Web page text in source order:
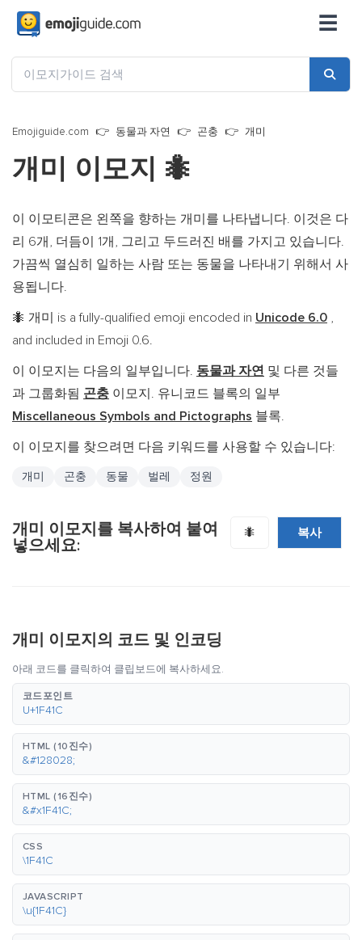
☰
Emojiguide.com 동물과 자연 곤충 개미
개미 이모지 🐜
이 이모티콘은 왼쪽을 향하는 개미를 나타냅니다. 이것은 다
리 6개, 더듬이 1개, 그리고 두드러진 배를 가지고 있습니다.
가끔씩 열심히 일하는 사람 또는 동물을 나타내기 위해서 사
용됩니다.
🐜 개미 is a fully-qualified emoji encoded in Unicode 6.0 ,
and included in Emoji 0.6.
이 이모지는 다음의 일부입니다. 동물과 자연 및 다른 것들
과 그룹화됨 곤충 이모지. 유니코드 블록의 일부
Miscellaneous Symbols and Pictographs 블록.
이 이모지를 찾으려면 다음 키워드를 사용할 수 있습니다:
개미 곤충 동물 벌레 정원
개미 이모지를 복사하여 붙여
넣으세요:
🐜 복사
개미 이모지의 코드 및 인코딩
아래 코드를 클릭하여 클립보드에 복사하세요.
코드포인트
U+1F41C
HTML (10진수)
&#128028;
HTML (16진수)
&#x1F41C;
CSS
\1F41C
JAVASCRIPT
\u{1F41C}